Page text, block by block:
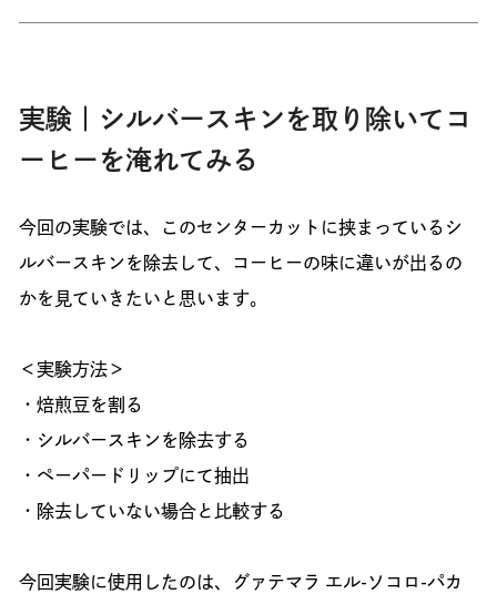
実験｜シルバースキンを取り除いてコ
ーヒーを淹れてみる
今回の実験では、このセンターカットに挟まっているシ
ルバースキンを除去して、コーヒーの味に違いが出るの
かを見ていきたいと思います。
＜実験方法＞
・焙煎豆を割る
・シルバースキンを除去する
・ペーパードリップにて抽出
・除去していない場合と比較する
今回実験に使用したのは、グァテマラ エル-ソコロ-パカ